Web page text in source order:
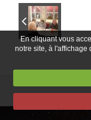
En cliquant vous
notre site, à l'affichage